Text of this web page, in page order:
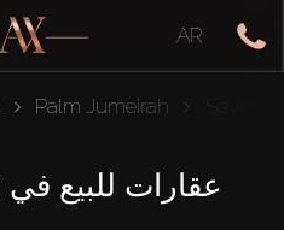
AR
Palm Jumeirah
عقارات للبيع في SEVEN PALM